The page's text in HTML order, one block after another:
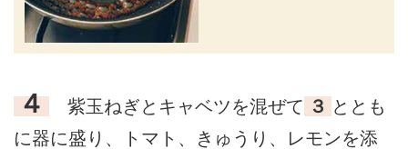
４ 紫玉ねぎとキャベツを混ぜて ３ ととも
に器に盛り、トマト、きゅうり、レモンを添